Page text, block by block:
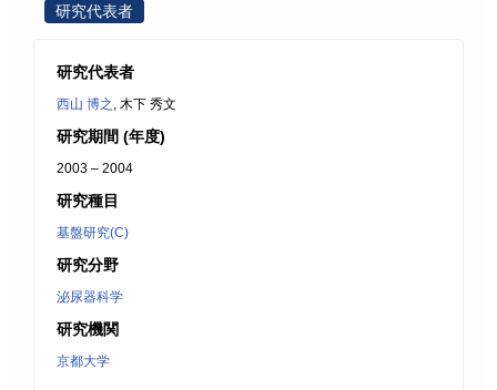
研究代表者
研究代表者
西山 博之 , 木下 秀文
研究期間 (年度)
2003 – 2004
研究種目
基盤研究(C)
研究分野
泌尿器科学
研究機関
京都大学